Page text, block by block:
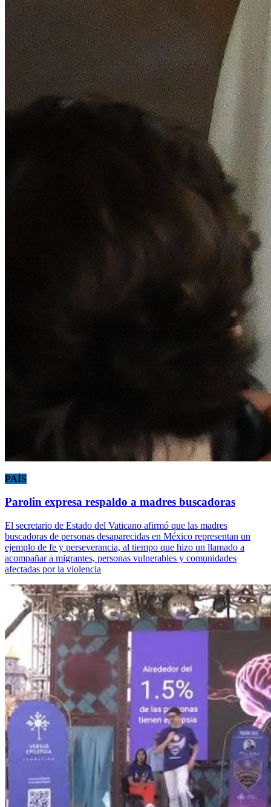
PAÍS
Parolin expresa respaldo a madres buscadoras
El secretario de Estado del Vaticano afirmó que las madres
buscadoras de personas desaparecidas en México representan un
ejemplo de fe y perseverancia, al tiempo que hizo un llamado a
acompañar a migrantes, personas vulnerables y comunidades
afectadas por la violencia